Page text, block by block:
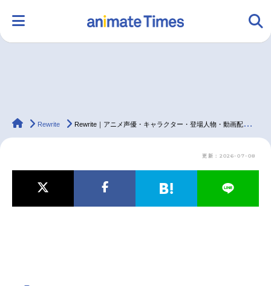
ラジオ みんなの声 グッズ 映画
マンガ・ラノベ ゲーム・アプリ 音楽 コスプレ
animateTimes
Rewrite Rewrite｜アニメ声優・キャラクター・登場人物・動画配信情報・2016夏アニメ最新情報一覧
更新：2026-07-08